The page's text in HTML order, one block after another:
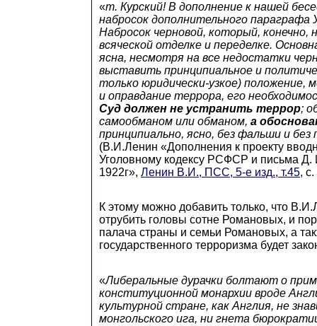
«т. Курский! В дополнение к нашей
набросок дополнительного параграфа
Набросок черновой, который, конечно,
всяческой отделке и переделке.
ясна, несмотря на все недостатки
выставить принципиальное и
только юридически-узкое) положение,
и оправдание террора, его
Суд должен не устранить террор;
самообманом или обманом, а
принципиально, ясно, без фальши и без
(В.И.Ленин «Дополнения к проекту
Уголовному кодексу РСФСР и письма Д.
1922г», Ленин В.И., ПСС, 5-е изд., т.45, с.
К этому можно добавить только, что
отрубить головы сотне Романовых, и
палача страны и семьи Романовых, а
государственного терроризма будет
«Либеральные дурачки болтают о
конституционной монархии вроде
культурной стране, как Англия, не
монгольского ига, ни гнета